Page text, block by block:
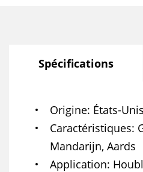
Spécifications
Origine États-Unis
Caractéristiques
Mandarijn, Aards
Application